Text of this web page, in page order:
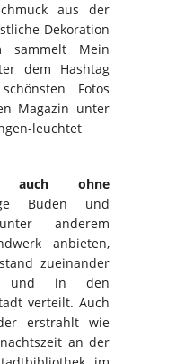
aus der
Dekoration
sammelt Mein
dem Hashtag
Fotos
Magazin unter
leuchtet
auch ohne
Buden und
anderem
anbieten,
zueinander
und in den
verteilt. Auch
erstrahlt wie
an der